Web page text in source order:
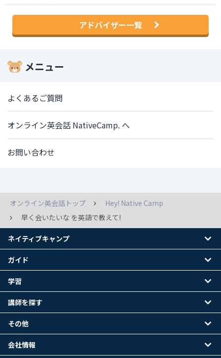
アドバイザー一覧
メニュー
よくあるご質問
オンライン英会話 NativeCamp. へ
お問い合わせ
オンライン英会話トップ
Hey! Native Camp
早く会いたいな を英語で教えて!
ネイティブキャンプ
ガイド
学習
講師を探す
その他
会社情報